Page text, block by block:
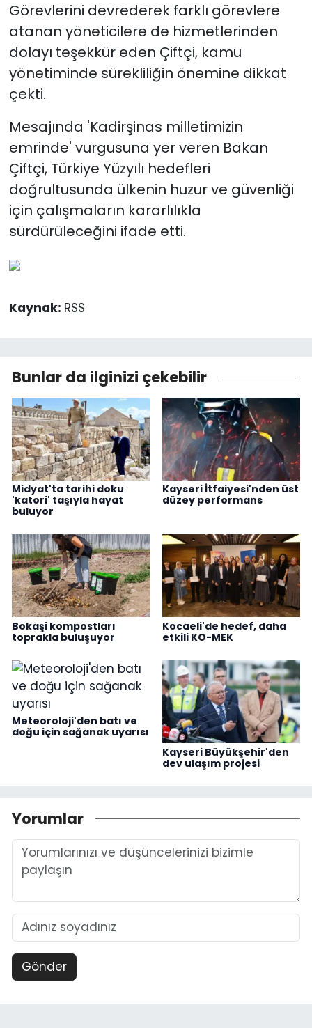
Görevlerini devrederek farklı görevlere
atanan yöneticilere de hizmetlerinden
dolayı teşekkür eden Çiftçi, kamu
yönetiminde sürekliliğin önemine dikkat
çekti.
Mesajında 'Kadirşinas milletimizin
emrinde' vurgusuna yer veren Bakan
Çiftçi, Türkiye Yüzyılı hedefleri
doğrultusunda ülkenin huzur ve güvenliği
için çalışmaların kararlılıkla
sürdürüleceğini ifade etti.
Kaynak: RSS
Bunlar da ilginizi çekebilir
Midyat'ta tarihi doku
'katori' taşıyla hayat
buluyor
Kayseri İtfaiyesi'nden üst
düzey performans
Bokaşi kompostları
toprakla buluşuyor
Kocaeli'de hedef, daha
etkili KO-MEK
Meteoroloji'den batı ve
doğu için sağanak uyarısı
Kayseri Büyükşehir'den
dev ulaşım projesi
Yorumlar
Gönder